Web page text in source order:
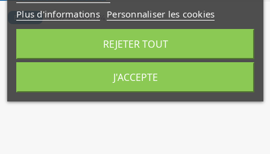
EAN13 9782910891374
Plus d'informations Personnaliser les cookies
REJETER TOUT
J'ACCEPTE